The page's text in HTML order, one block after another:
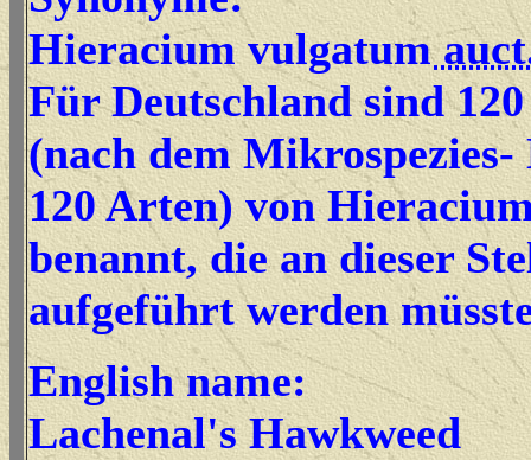
Hieracium vulgatum
Für Deutschland sind
(nach dem
120 Arten) von
benannt, die an dieser
aufgeführt werden
English name:
Lachenal's Hawkweed